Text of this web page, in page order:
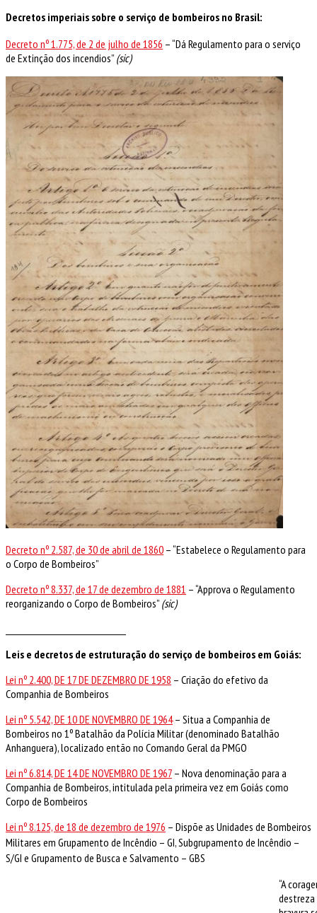
Decretos imperiais sobre o serviço de bombeiros no Brasil:
Decreto nº 1.775, de 2 de julho de 1856 – “Dá Regulamento para o serviço
de Extinção dos incendios” (sic)
Decreto nº 2.587, de 30 de abril de 1860 – “Estabelece o Regulamento para
o Corpo de Bombeiros”
Decreto nº 8.337, de 17 de dezembro de 1881 – “Approva o Regulamento
reorganizando o Corpo de Bombeiros” (sic)
Leis e decretos de estruturação do serviço de bombeiros em Goiás:
Lei nº 2.400, DE 17 DE DEZEMBRO DE 1958 – Criação do efetivo da
Companhia de Bombeiros
Lei nº 5.542, DE 10 DE NOVEMBRO DE 1964– Situa a Companhia de
Bombeiros no 1º Batalhão da Polícia Militar (denominado Batalhão
Anhanguera), localizado então no Comando Geral da PMGO
Lei nº 6.814, DE 14 DE NOVEMBRO DE 1967 – Nova denominação para a
Companhia de Bombeiros, intitulada pela primeira vez em Goiás como
Corpo de Bombeiros
Lei nº 8.125, de 18 de dezembro de 1976 – Dispõe as Unidades de Bombeiros
Militares em Grupamento de Incêndio – GI,Subgrupamento de Incêndio –
S/GI e Grupamento de Busca e Salvamento – GBS
“A
destreza